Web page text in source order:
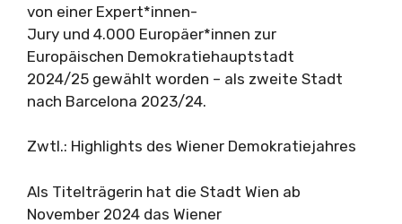
von einer Expert*innen-
Jury und 4.000 Europäer*innen zur
Europäischen Demokratiehauptstadt
2024/25 gewählt worden – als zweite Stadt
nach Barcelona 2023/24.
Zwtl.: Highlights des Wiener Demokratiejahres
Als Titelträgerin hat die Stadt Wien ab
November 2024 das Wiener